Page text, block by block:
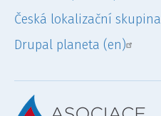
Česká lokalizační skupina
Drupal planeta (en)